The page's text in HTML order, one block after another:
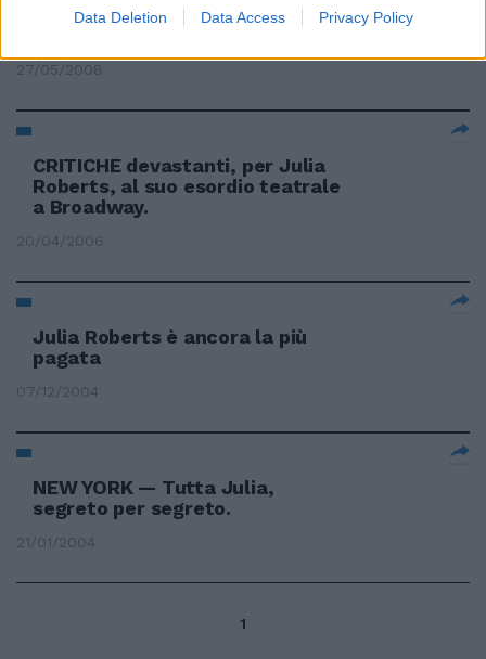
Data Deletion Data Access Privacy Policy
Julia Roberts gira un film nel
27/05/2008
CRITICHE devastanti, per Julia
Roberts, al suo esordio teatrale
a Broadway.
20/04/2006
Julia Roberts è ancora la più
pagata
07/12/2004
NEW YORK — Tutta Julia,
segreto per segreto.
21/01/2004
1